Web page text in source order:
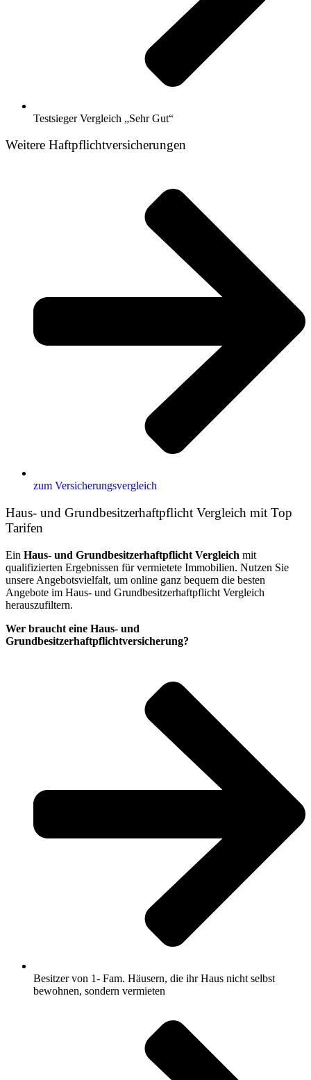
Testsieger Vergleich „Sehr Gut“
Weitere Haftpflichtversicherungen
zum Versicherungsvergleich
Haus- und Grundbesitzerhaftpflicht Vergleich mit Top
Tarifen
Ein Haus- und Grundbesitzerhaftpflicht Vergleich mit
qualifizierten Ergebnissen für vermietete Immobilien. Nutzen Sie
unsere Angebotsvielfalt, um online ganz bequem die besten
Angebote im Haus- und Grundbesitzerhaftpflicht Vergleich
herauszufiltern.
Wer braucht eine Haus- und
Grundbesitzerhaftpflichtversicherung?
Besitzer von 1- Fam. Häusern, die ihr Haus nicht selbst
bewohnen, sondern vermieten